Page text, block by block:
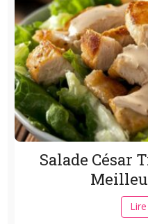
Salade César